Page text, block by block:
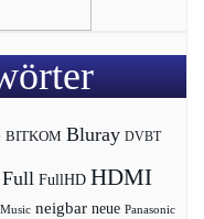
BITKOM Bluray DVBT
Full FullHD HDMI
Music neigbar neue Panasonic